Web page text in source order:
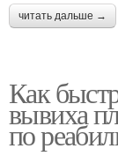
читать дальше →
Как
вывиха
по